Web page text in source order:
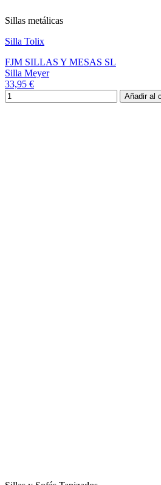
Sillas metálicas
Silla Tolix
FJM SILLAS Y MESAS SL
Silla Meyer
33,95 €
Añadir al